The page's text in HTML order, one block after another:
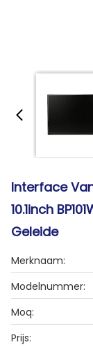
Interface
10.1inch
Geleide
Merknaam:
Modelnummer:
Moq:
Prijs: